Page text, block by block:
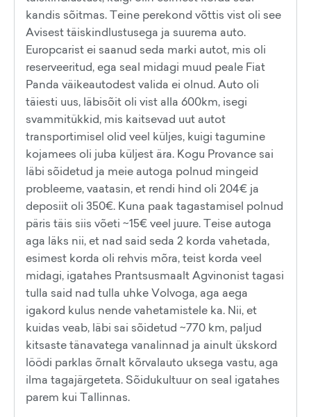
kandis sõitmas. Teine perekond võttis vist oli see
Avisest täiskindlustusega ja suurema auto.
Europcarist ei saanud seda marki autot, mis oli
reserveeritud, ega seal midagi muud peale Fiat
Panda väikeautodest valida ei olnud. Auto oli
täiesti uus, läbisõit oli vist alla 600km, isegi
svammitükkid, mis kaitsevad uut autot
transportimisel olid veel küljes, kuigi tagumine
kojamees oli juba küljest ära. Kogu Provance sai
läbi sõidetud ja meie autoga polnud mingeid
probleeme, vaatasin, et rendi hind oli 204€ ja
deposiit oli 350€. Kuna paak tagastamisel polnud
päris täis siis võeti ~15€ veel juure. Teise autoga
aga läks nii, et nad said seda 2 korda vahetada,
esimest korda oli rehvis mõra, teist korda veel
midagi, igatahes Prantsusmaalt Agvinonist tagasi
tulla said nad tulla uhke Volvoga, aga aega
igakord kulus nende vahetamistele ka. Nii, et
kuidas veab, läbi sai sõidetud ~770 km, paljud
kitsaste tänavatega vanalinnad ja ainult ükskord
löödi parklas õrnalt kõrvalauto uksega vastu, aga
ilma tagajärgeteta. Sõidukultuur on seal igatahes
parem kui Tallinnas.